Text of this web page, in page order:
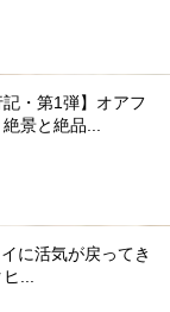
記・第1弾】オアフ
景と絶品...
に活気が戻ってき
...